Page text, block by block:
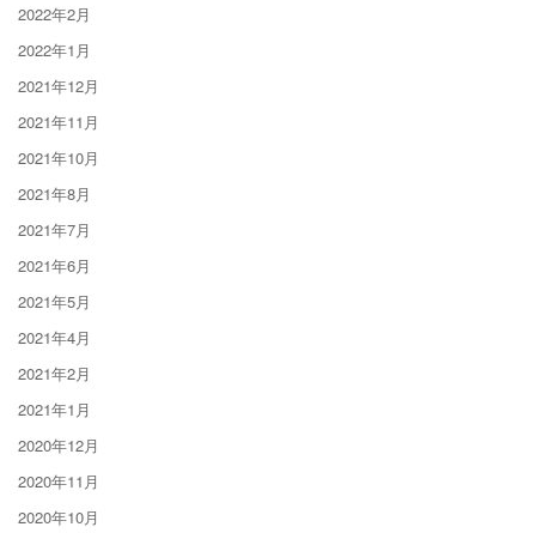
2022年2月
2022年1月
2021年12月
2021年11月
2021年10月
2021年8月
2021年7月
2021年6月
2021年5月
2021年4月
2021年2月
2021年1月
2020年12月
2020年11月
2020年10月